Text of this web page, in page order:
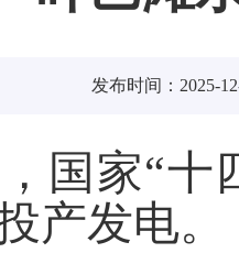
发布时间：2025-
国家“
产发电。